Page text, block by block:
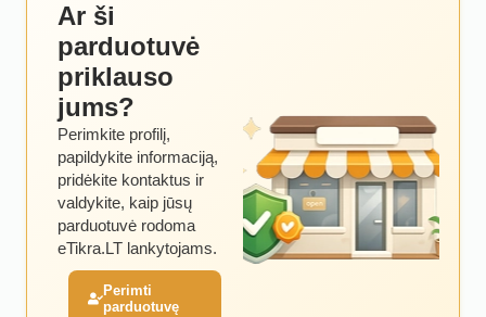
Ar ši
parduotuvė
priklauso
jums?
Perimkite profilį,
papildykite informaciją,
pridėkite kontaktus ir
valdykite, kaip jūsų
parduotuvė rodoma
eTikra.LT lankytojams.
Perimti
parduotuvę